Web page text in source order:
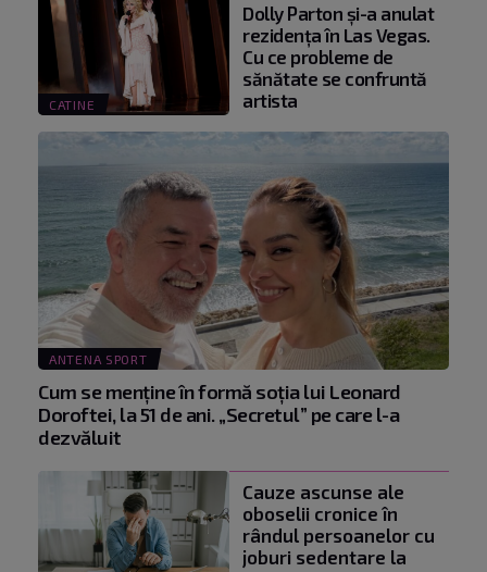
CATINE
Dolly Parton și-a anulat
rezidența în Las Vegas.
Cu ce probleme de
sănătate se confruntă
artista
ANTENA SPORT
Cum se menţine în formă soţia lui Leonard
Doroftei, la 51 de ani. „Secretul” pe care l-a
dezvăluit
Cauze ascunse ale
oboselii cronice în
rândul persoanelor cu
joburi sedentare la